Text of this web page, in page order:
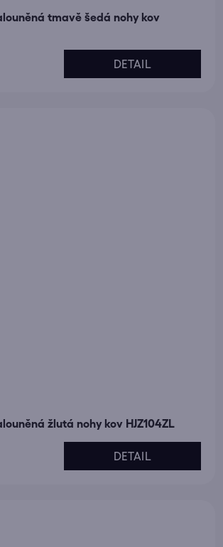
tmavě šedá nohy kov
DETAIL
žlutá nohy kov HJZ104ZL
DETAIL